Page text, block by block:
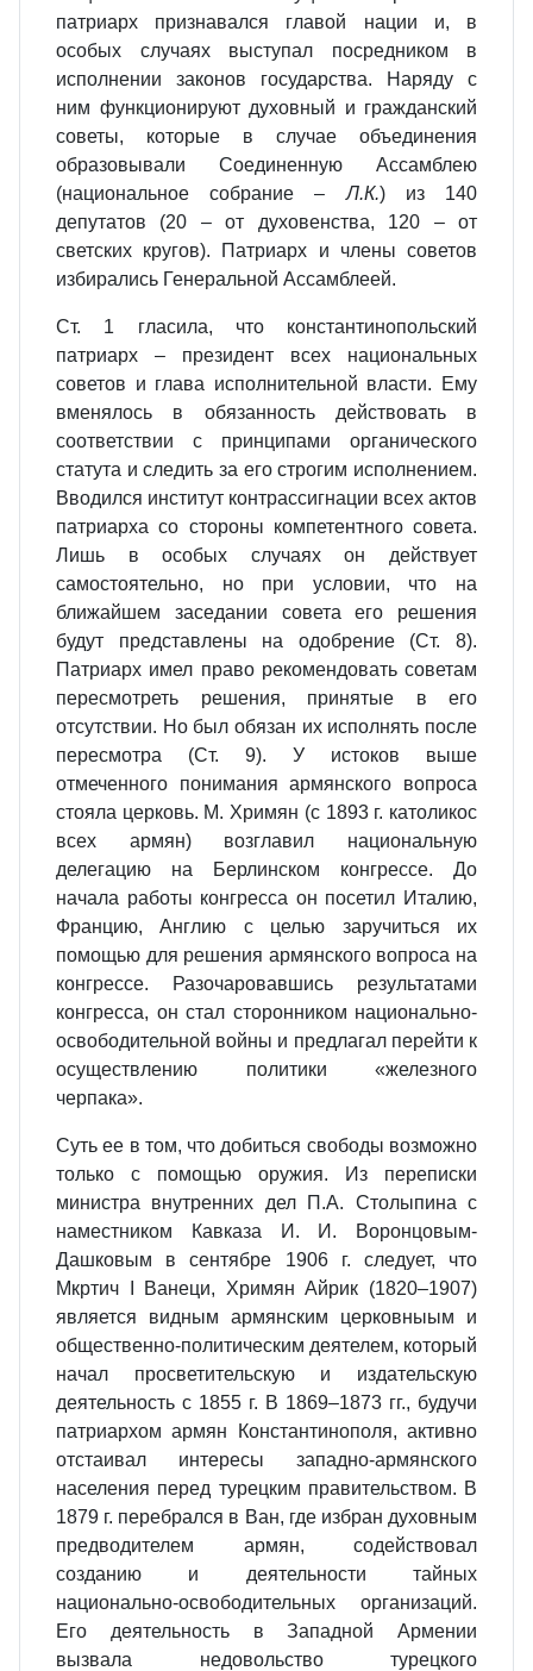
патриарх признавался главой нации и, в
особых случаях выступал посредником в
исполнении законов государства. Наряду с
ним функционируют духовный и гражданский
советы, которые в случае объединения
образовывали Соединенную Ассамблею
(национальное собрание –Л.К.) из 140
депутатов (20 – от духовенства, 120 – от
светских кругов). Патриарх и члены советов
избирались Генеральной Ассамблеей.
Ст. 1 гласила, что константинопольский
патриарх – президент всех национальных
советов и глава исполнительной власти. Ему
вменялось в обязанность действовать в
соответствии с принципами органического
статута и следить за его строгим исполнением.
Вводился институт контрассигнации всех актов
патриарха со стороны компетентного совета.
Лишь в особых случаях он действует
самостоятельно, но при условии, что на
ближайшем заседании совета его решения
будут представлены на одобрение (Ст. 8).
Патриарх имел право рекомендовать советам
пересмотреть решения, принятые в его
отсутствии. Но был обязан их исполнять после
пересмотра (Ст. 9). У истоков выше
отмеченного понимания армянского вопроса
стояла церковь. М. Хримян (с 1893 г. католикос
всех армян) возглавил национальную
делегацию на Берлинском конгрессе. До
начала работы конгресса он посетил Италию,
Францию, Англию с целью заручиться их
помощью для решения армянского вопроса на
конгрессе. Разочаровавшись результатами
конгресса, он стал сторонником национально-
освободительной войны и предлагал перейти к
осуществлению политики «железного
черпака».
Суть ее в том, что добиться свободы возможно
только с помощью оружия. Из переписки
министра внутренних дел П.А. Столыпина с
наместником Кавказа И. И. Воронцовым-
Дашковым в сентябре 1906 г. следует, что
Мкртич I Ванеци, Хримян Айрик (1820–1907)
является видным армянским церковныым и
общественно-политическим деятелем, который
начал просветительскую и издательскую
деятельность с 1855 г. В 1869–1873 гг., будучи
патриархом армян Константинополя, активно
отстаивал интересы западно-армянского
населения перед турецким правительством. В
1879 г. перебрался в Ван, где избран духовным
предводителем армян, содействовал
созданию и деятельности тайных
национально-освободительных организаций.
Его деятельность в Западной Армении
вызвала недовольство турецкого